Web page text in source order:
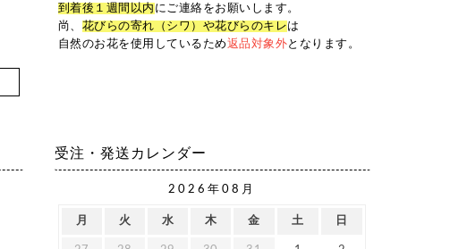
到着後１週間以内 にご連絡をお願いします。
尚、 花びらの寄れ（シワ）や花びらのキレは
自然のお花を使用しているため返品対象外となります。
受注・発送カレンダー
2026年08月
月 火 水 木 金 土 日